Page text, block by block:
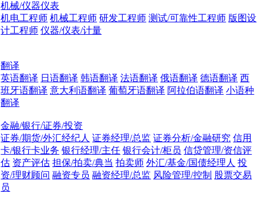
机械/仪器仪表
机电工程师 机械工程师 研发工程师 测试/可靠性工程师 版图设
计工程师 仪器/仪表/计量
翻译
英语翻译 日语翻译 韩语翻译 法语翻译 俄语翻译 德语翻译 西
班牙语翻译 意大利语翻译 葡萄牙语翻译 阿拉伯语翻译 小语种
翻译
金融/银行/证券/投资
证券/期货/外汇经纪人 证券经理/总监 证券分析/金融研究 信用
卡/银行卡业务 银行经理/主任 银行会计/柜员 信贷管理/资信评
估 资产评估 担保/拍卖/典当 拍卖师 外汇/基金/国债经理人 投
资/理财顾问 融资专员 融资经理/总监 风险管理/控制 股票交易
员